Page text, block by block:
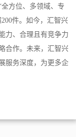
方位、多领域、专
件。如今，汇智兴
力、合理且有竞争力
合作。未来，汇智兴
服务深度，为更多企